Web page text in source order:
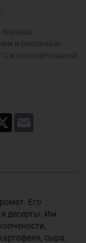
Его
десерты. Им
сыра.